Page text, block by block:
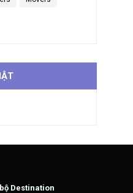
Destination